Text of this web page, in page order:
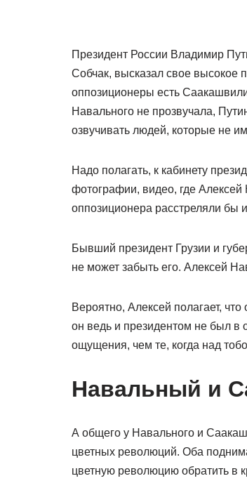
Президент России Владимир
Собчак, высказал свое высокое
оппозиционеры есть
Навального не прозвучала,
озвучивать людей, которые не
Надо полагать, к кабинету
фотографии, видео, где
оппозиционера расстреляли бы
Бывший президент Грузии и
не может забыть его. Алексей
Вероятно, Алексей полагает, что
он ведь и президентом не был в
ощущения, чем те, когда над
Навальный и
А общего у Навального и
цветных революций. Оба
цветную революцию обратить в